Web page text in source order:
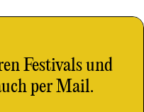
Festivals und
per Mail.